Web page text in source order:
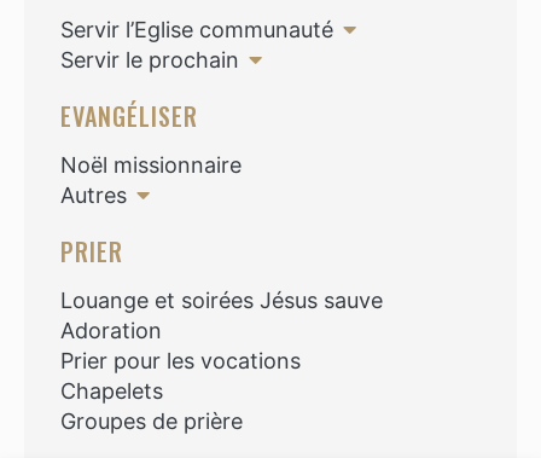
Servir l’Eglise communauté
Servir le prochain
EVANGÉLISER
Noël missionnaire
Autres
PRIER
Louange et soirées Jésus sauve
Adoration
Prier pour les vocations
Chapelets
Groupes de prière